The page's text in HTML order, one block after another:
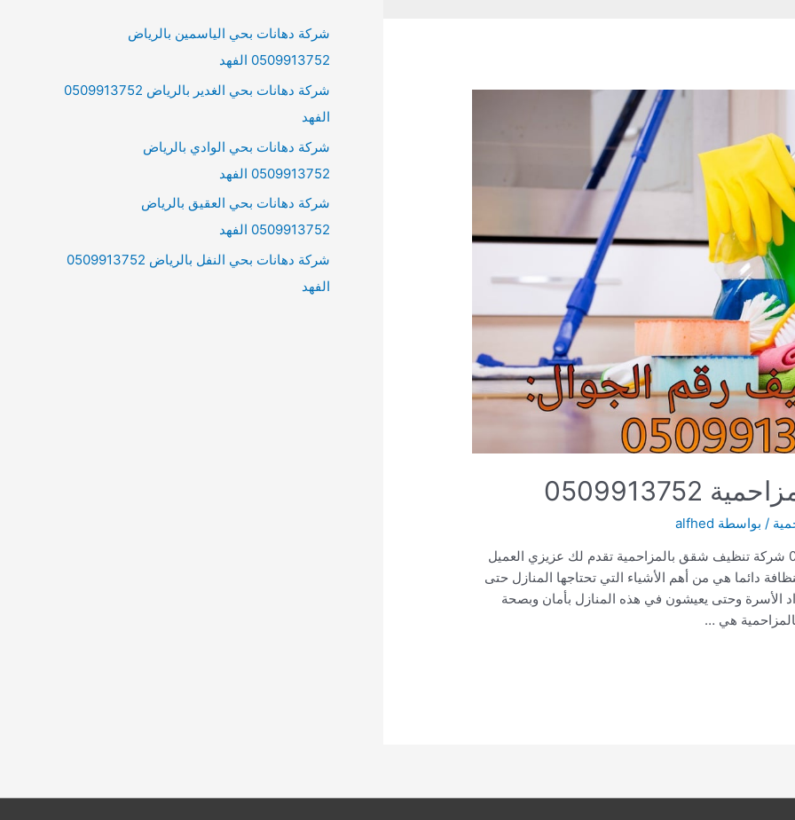
/ بواسطة alfhed
شركة تنظيف شقق بالمزاحمية 0509913752 شركة تنظيف شقق بالمزاحمية تقدم لك عزيزي العميل
دائما هي من أهم الأشياء التي تحتاجها المنازل حتى
الأسرة وحتى يعيشون في هذه المنازل بأمان وبصحة
هي …
h
f
o
r
شركة دهانات بحي الياسمين بالرياض
0509913752 الفهد
شركة دهانات بحي الغدير بالرياض 0509913752
الفهد
شركة دهانات بحي الوادي بالرياض
0509913752 الفهد
شركة دهانات بحي العقيق بالرياض
0509913752 الفهد
شركة دهانات بحي النفل بالرياض 0509913752
الفهد